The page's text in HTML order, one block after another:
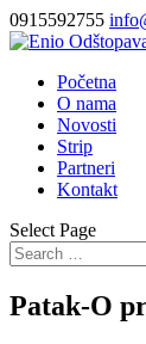
0915592755
Početna
O nama
Novosti
Strip
Partneri
Kontakt
Select Page
Patak-O